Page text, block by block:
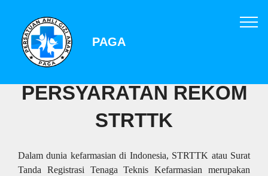
PAGA
PERSYARATAN REKOM
STRTTK
Dalam dunia kefarmasian di Indonesia, STRTTK atau Surat
Tanda Registrasi Tenaga Teknis Kefarmasian merupakan